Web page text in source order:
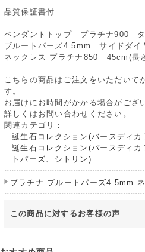
品質保証書付
ペンダントトップ プラチナ900
ブルートパーズ4.5mm サイドダイ
ネックレス プラチナ850 45cm(長
こちらの商品はご注文をいただいて
す。
お届けにお時間がかかる場合がござ
詳しくはお問い合わせください。
関連カテゴリ：
誕生石コレクション(バースディカ
誕生石コレクション(バースディカ
トパーズ、シトリン)
プラチナ ブルートパーズ4.5mm
この商品に対するお客様の声